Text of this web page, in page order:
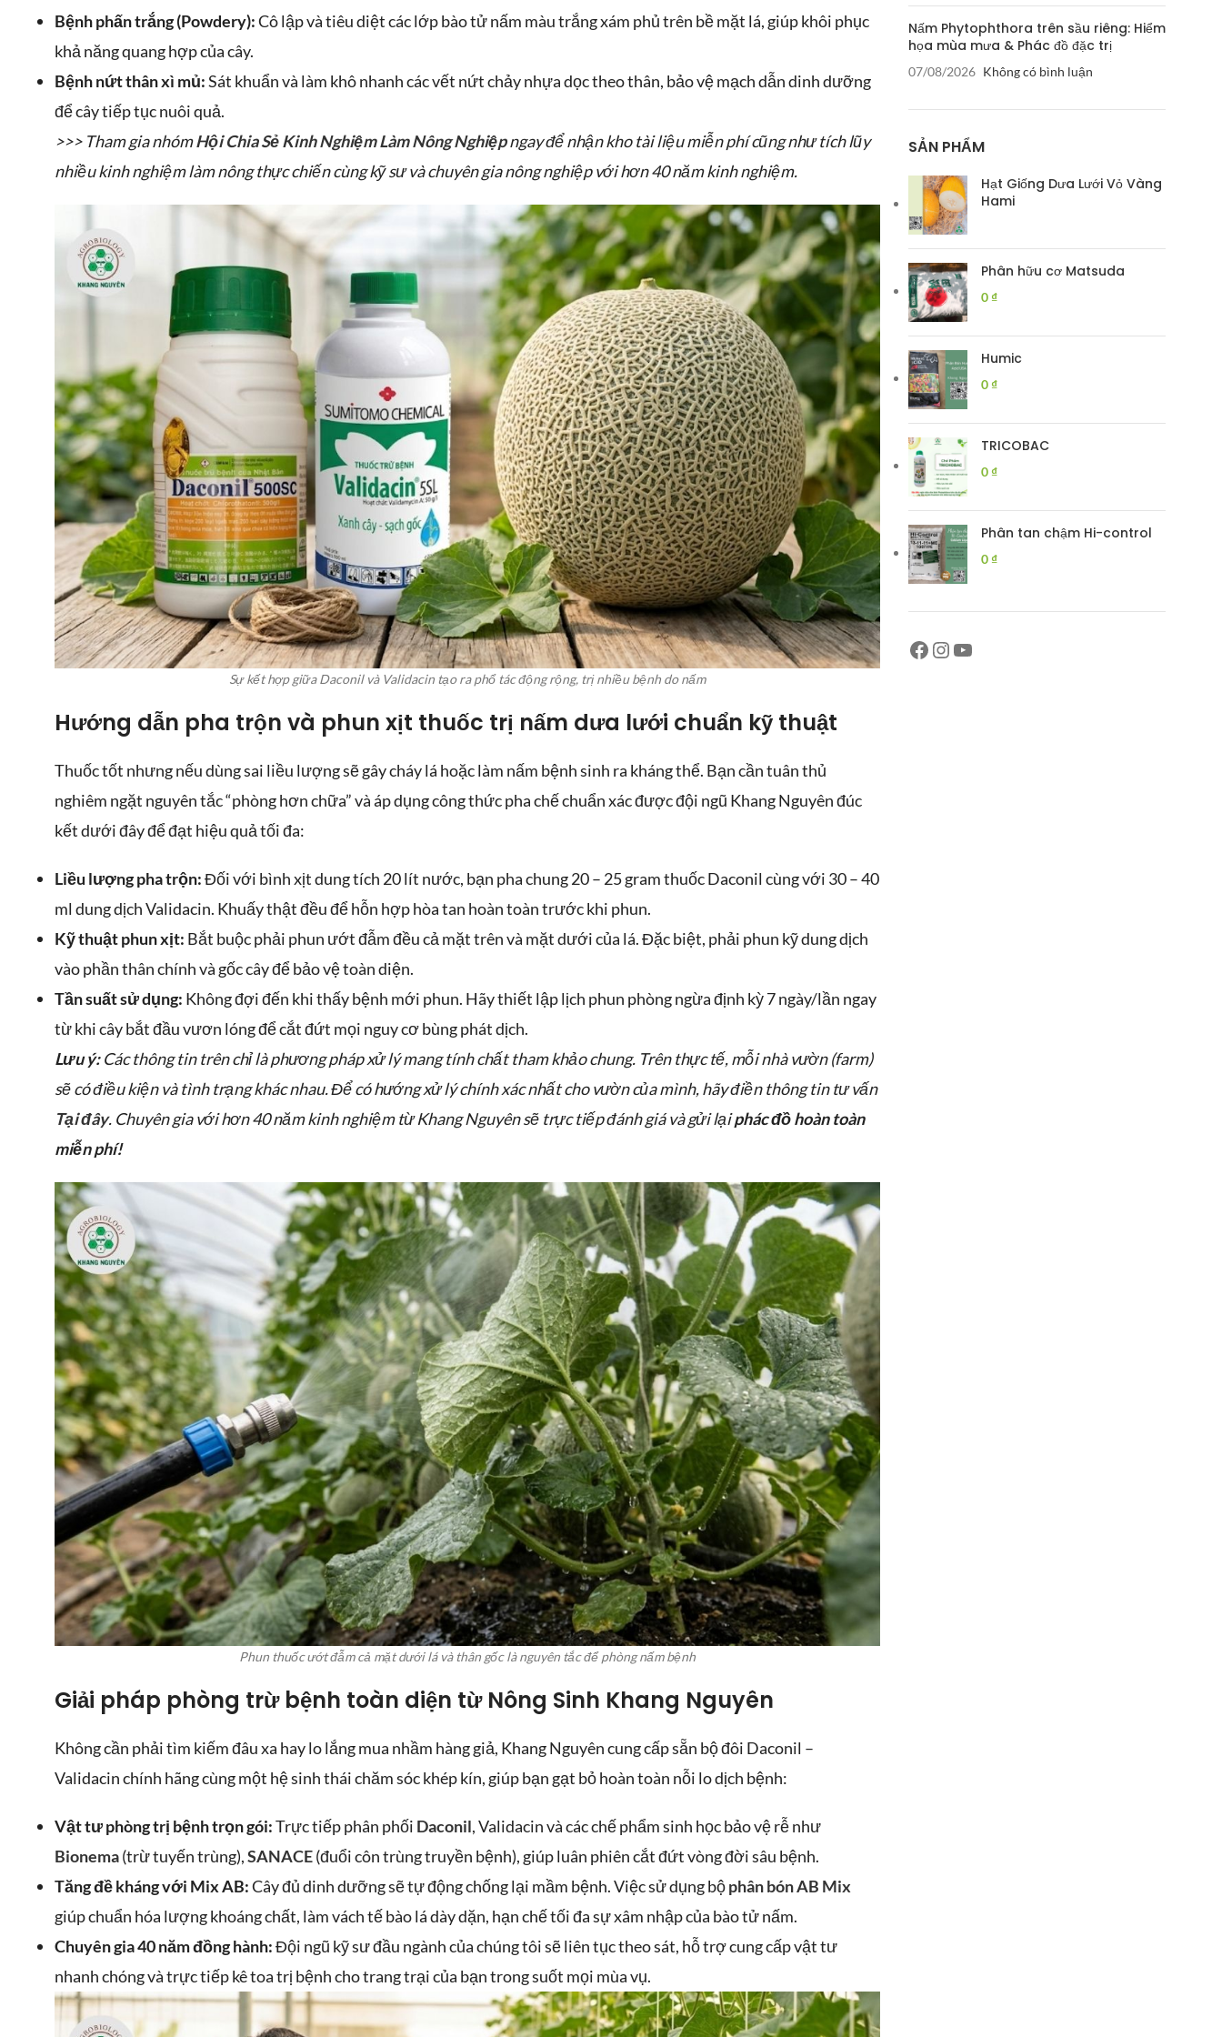
Bệnh phấn trắng (Powdery):Cô lập và tiêu diệt các lớp bào tử nấm màu trắng xám phủ trên bề mặt lá, giúp khôi phục
khả năng quang hợp của cây.
Bệnh nứt thân xì mủ:Sát khuẩn và làm khô nhanh các vết nứt chảy nhựa dọc theo thân, bảo vệ mạch dẫn dinh dưỡng
để cây tiếp tục nuôi quả.
>>> Tham gia nhómHội Chia Sẻ Kinh Nghiệm Làm Nông Nghiệpngay để nhận kho tài liệu miễn phí cũng như tích lũy
nhiều kinh nghiệm làm nông thực chiến cùng kỹ sư và chuyên gia nông nghiệp với hơn 40 năm kinh nghiệm.
Sự kết hợp giữa Daconil và Validacin tạo ra phổ tác động rộng, trị nhiều bệnh do nấm
Hướng dẫn pha trộn và phun xịt thuốc trị nấm dưa lưới chuẩn kỹ thuật
Thuốc tốt nhưng nếu dùng sai liều lượng sẽ gây cháy lá hoặc làm nấm bệnh sinh ra kháng thể. Bạn cần tuân thủ
nghiêm ngặt nguyên tắc “phòng hơn chữa” và áp dụng công thức pha chế chuẩn xác được đội ngũ Khang Nguyên đúc
kết dưới đây để đạt hiệu quả tối đa:
Liều lượng pha trộn:Đối với bình xịt dung tích 20 lít nước, bạn pha chung 20 – 25 gram thuốc Daconil cùng với 30 – 40
ml dung dịch Validacin. Khuấy thật đều để hỗn hợp hòa tan hoàn toàn trước khi phun.
Kỹ thuật phun xịt: Bắt buộc phải phun ướt đẫm đều cả mặt trên và mặt dưới của lá. Đặc biệt, phải phun kỹ dung dịch
vào phần thân chính và gốc cây để bảo vệ toàn diện.
Tần suất sử dụng: Không đợi đến khi thấy bệnh mới phun. Hãy thiết lập lịch phun phòng ngừa định kỳ 7 ngày/lần ngay
từ khi cây bắt đầu vươn lóng để cắt đứt mọi nguy cơ bùng phát dịch.
Lưu ý:Các thông tin trên chỉ là phương pháp xử lý mang tính chất tham khảo chung. Trên thực tế, mỗi nhà vườn (farm)
sẽ có điều kiện và tình trạng khác nhau.Để có hướng xử lý chính xác nhất cho vườn của mình, hãy điền thông tin tư vấn
Tại đây. Chuyên gia với hơn 40 năm kinh nghiệm từ Khang Nguyên sẽ trực tiếp đánh giá và gửi lạiphác đồ hoàn toàn
miễn phí!
Phun thuốc ướt đẫm cả mặt dưới lá và thân gốc là nguyên tắc để phòng nấm bệnh
Giải pháp phòng trừ bệnh toàn diện từ Nông Sinh Khang Nguyên
Không cần phải tìm kiếm đâu xa hay lo lắng mua nhầm hàng giả, Khang Nguyên cung cấp sẵn bộ đôi Daconil –
Validacin chính hãng cùng một hệ sinh thái chăm sóc khép kín, giúp bạn gạt bỏ hoàn toàn nỗi lo dịch bệnh:
Vật tư phòng trị bệnh trọn gói:Trực tiếp phân phối Daconil, Validacin và các chế phẩm sinh học bảo vệ rễ như
Bionema(trừ tuyến trùng),SANACE(đuổi côn trùng truyền bệnh), giúp luân phiên cắt đứt vòng đời sâu bệnh.
Tăng đề kháng với Mix AB:Cây đủ dinh dưỡng sẽ tự động chống lại mầm bệnh. Việc sử dụng bộphân bón AB Mix
giúp chuẩn hóa lượng khoáng chất, làm vách tế bào lá dày dặn, hạn chế tối đa sự xâm nhập của bào tử nấm.
Chuyên gia 40 năm đồng hành:Đội ngũ kỹ sư đầu ngành của chúng tôi sẽ liên tục theo sát, hỗ trợ cung cấp vật tư
nhanh chóng và trực tiếp kê toa trị bệnh cho trang trại của bạn trong suốt mọi mùa vụ.
Nấm Phytophthora trên sầu riêng: Hiểm
họa mùa mưa & Phác đồ đặc trị
07/08/2026 Không có bình luận
SẢN PHẨM
Hạt Giống Dưa Lưới Vỏ Vàng
Hami
Phân hữu cơ Matsuda
0 ₫
Humic
0 ₫
TRICOBAC
0 ₫
Phân tan chậm Hi-control
0 ₫